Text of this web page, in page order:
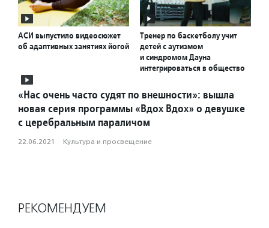
АСИ выпустило видеосюжет
об адаптивных занятиях йогой
Тренер по баскетболу учит
детей с аутизмом
и синдромом Дауна
интегрироваться в общество
«Нас очень часто судят по внешности»: вышла
новая серия программы «Вдох Вдох» о девушке
с церебральным параличом
22.06.2021 · Культура и просвещение
РЕКОМЕНДУЕМ